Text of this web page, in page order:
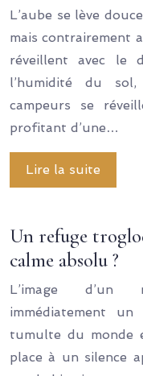
L’aube se lève
mais contrairement
réveillent avec le
l’humidité du
campeurs se
profitant d’une…
Lire la suite
Un refuge
calme absolu ?
L’image d’un
immédiatement
tumulte du monde
place à un silence